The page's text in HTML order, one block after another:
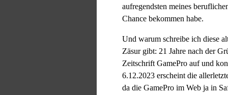
aufregendsten meines
Chance bekommen habe.
Und warum schreibe ich diese
Zäsur gibt: 21 Jahre nach der
Zeitschrift GamePro auf und
6.12.2023 erscheint die
da die GamePro im Web ja in